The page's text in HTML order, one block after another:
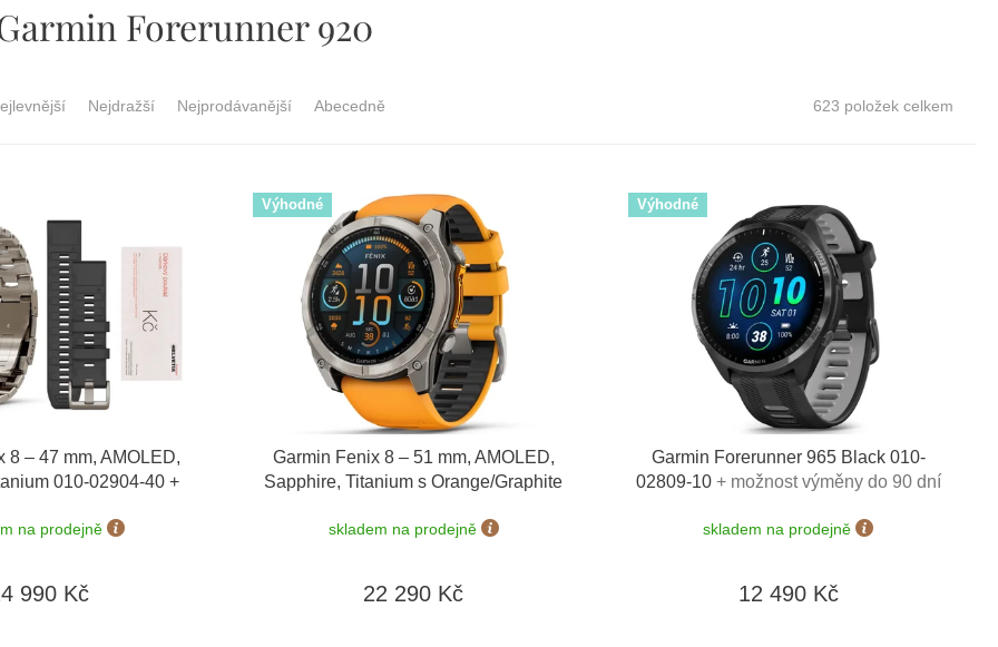
Forerunner 920
Nejdražší Nejprodávanější Abecedně 623 položek celkem
8 – 47 mm, AMOLED,
010-02904-40 +
Kč + Topo Czech PRO
na prodejně
990 Kč
Výhodné
Garmin Fenix 8 – 51 mm, AMOLED,
Sapphire, Titanium s Orange/Graphite
skladem na prodejně
22 290 Kč
Výhodné
Garmin Forerunner 965 Black 010-
02809-10 + možnost výměny do 90 dní
skladem na prodejně
12 490 Kč